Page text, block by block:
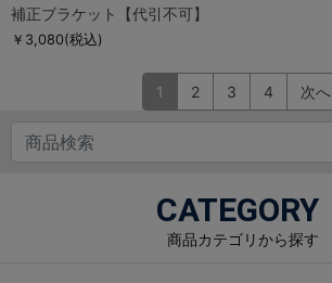
補正ブラケット【代引不可】
￥3,080(税込)
1 2 3 4 次へ
CATEGORY
商品カテゴリから探す